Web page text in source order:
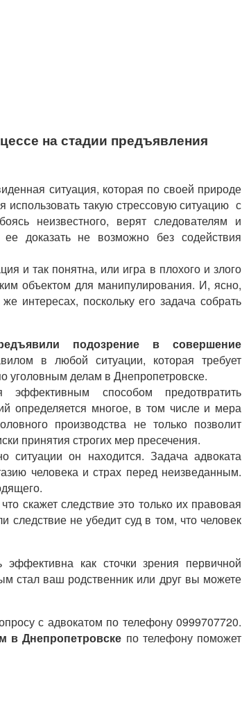
на стадии предъявления
ситуация, которая по своей природе
использовать такую стрессовую ситуацию с
неизвестного, верят следователям и
доказать не возможно без содействия
и так понятна, или игра в плохого и злого
объектом для манипулирования. И, ясно,
интересах, поскольку его задача собрать
подозрение в совершение
в любой ситуации, которая требует
уголовным делам в Днепропетровске.
эффективным способом предотвратить
определяется многое, в том числе и мера
производства не только позволит
принятия строгих мер пресечения.
ситуации он находится. Задача адвоката
человека и страх перед неизведанным.
скажет следствие это только их правовая
следствие не убедит суд в том, что человек
как сточки зрения первичной
стал ваш родственник или друг вы можете
с адвокатом по телефону 0999707720.
в Днепропетровске по телефону поможет